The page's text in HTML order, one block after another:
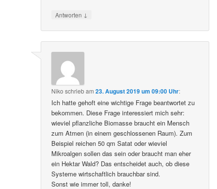
Antworten ↓
Niko schriebam23. August 2019 um 09:00 Uhr:
Ich hatte gehoft eine wichtige Frage beantwortet zu
bekommen. Diese Frage interessiert mich sehr:
wieviel pflanzliche Biomasse braucht ein Mensch
zum Atmen (in einem geschlossenen Raum). Zum
Beispiel reichen 50 qm Satat oder wieviel
Mikroalgen sollen das sein oder braucht man eher
ein Hektar Wald? Das entscheidet auch, ob diese
Systeme wirtschaftlich brauchbar sind.
Sonst wie immer toll, danke!